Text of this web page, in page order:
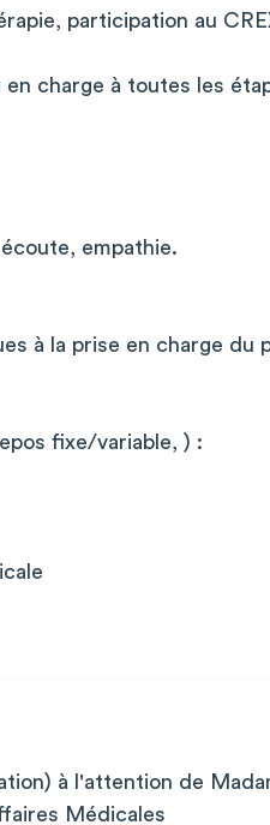
participation au
charge à toutes les
empathie.
à la prise en charge du
fixe/variable, ) :
à l'attention de
Médicales